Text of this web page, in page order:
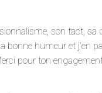
son tact, sa
bonne humeur et j’en
pour ton